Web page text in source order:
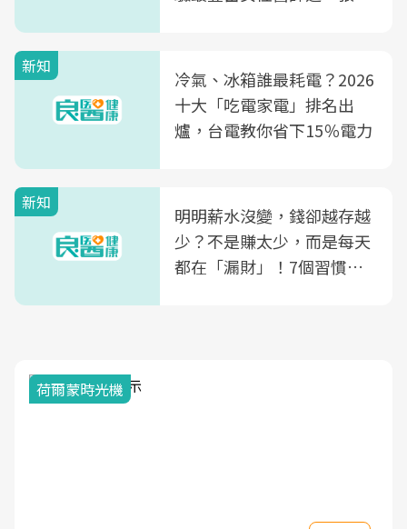
光田醫院建構360度女性健
康照護生態圈
新知
冷氣、冰箱誰最耗電？2026
十大「吃電家電」排名出
爐，台電教你省下15％電力
新知
明明薪水沒變，錢卻越存越
少？不是賺太少，而是每天
都在「漏財」！7個習慣一
荷爾蒙時光機